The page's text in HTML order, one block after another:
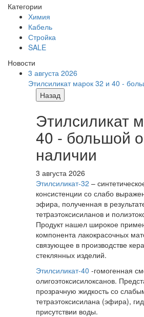
Категории
Химия
Кабель
Стройка
SALE
Новости
3 августа 2026
Этилсиликат марок 32 и 40 -
Назад
Этилсиликат
40 - большой
наличии
3 августа 2026
Этилсиликат-32 –
консистенции со слабо
эфира, полученная в
тетpаэтоксисиланов и
Продукт нашел широкое
компонента лакокрасочных
связующее в производстве
стеклянных изделий.
Этилсиликат-40 -гомогенная
олигоэтоксисилоксанов.
прозрачную жидкость со
тетраэтоксисилана (эфира),
присутствии воды.